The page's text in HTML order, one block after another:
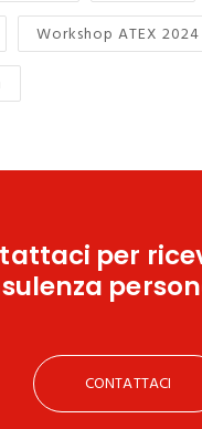
Workshop ATEX 2024
per
CONTATTACI